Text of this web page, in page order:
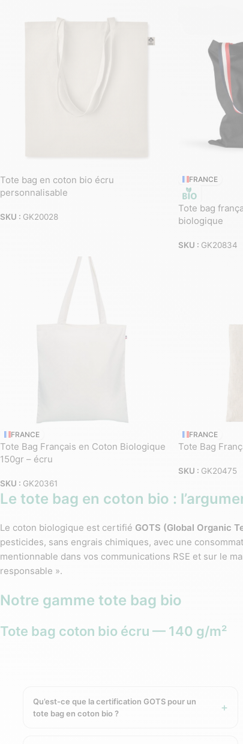
Tote bag en coton bio écru
personnalisable
SKU : GK20028
FRANCE
Tote bag
biologique
SKU : GK20834
FRANCE
Tote Bag Français en Coton Biologique
150gr – écru
SKU : GK20361
FRANCE
Tote Bag
SKU : GK20475
Le tote bag en coton bio :
Le coton biologique est certifié GOTS (Global Organic
pesticides, sans engrais chimiques, avec une
mentionnable dans vos communications RSE et sur le
responsable ».
Notre gamme tote bag bio
Tote bag coton bio écru — 140 g/m²
400 × 400 mm. La plus grande surface de marquage
Tote bag coton bio coloré — 140 g/m²
Qu’est-ce que la certification GOTS pour un
tote bag en coton bio ?